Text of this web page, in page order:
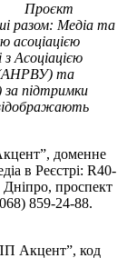
Проєкт
разом: Медіа та
асоціацією
Асоціацією
(АНРВУ) та
за підтримки
відображають
доменне
в Реєстрі: R40-
проспект
859-24-88.
Акцент”, код